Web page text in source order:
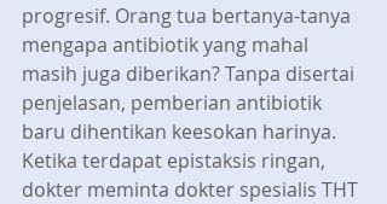
progresif. Orang tua bertanya-tanya
mengapa antibiotik yang mahal
masih juga diberikan? Tanpa disertai
penjelasan, pemberian antibiotik
baru dihentikan keesokan harinya.
Ketika terdapat epistaksis ringan,
dokter meminta dokter spesialis THT